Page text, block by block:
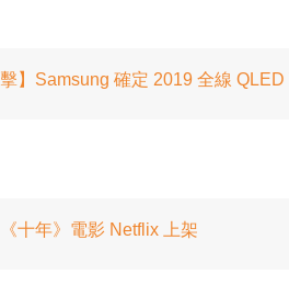
擊】Samsung 確定 2019 全線
《十年》電影 Netflix 上架